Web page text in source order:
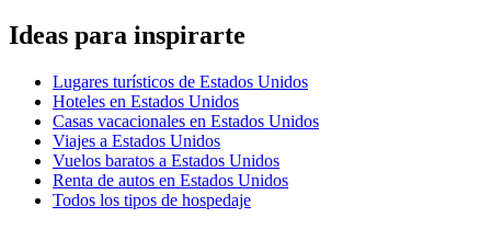
Ideas para inspirarte
Lugares turísticos de Estados Unidos
Hoteles en Estados Unidos
Casas vacacionales en Estados Unidos
Viajes a Estados Unidos
Vuelos baratos a Estados Unidos
Renta de autos en Estados Unidos
Todos los tipos de hospedaje